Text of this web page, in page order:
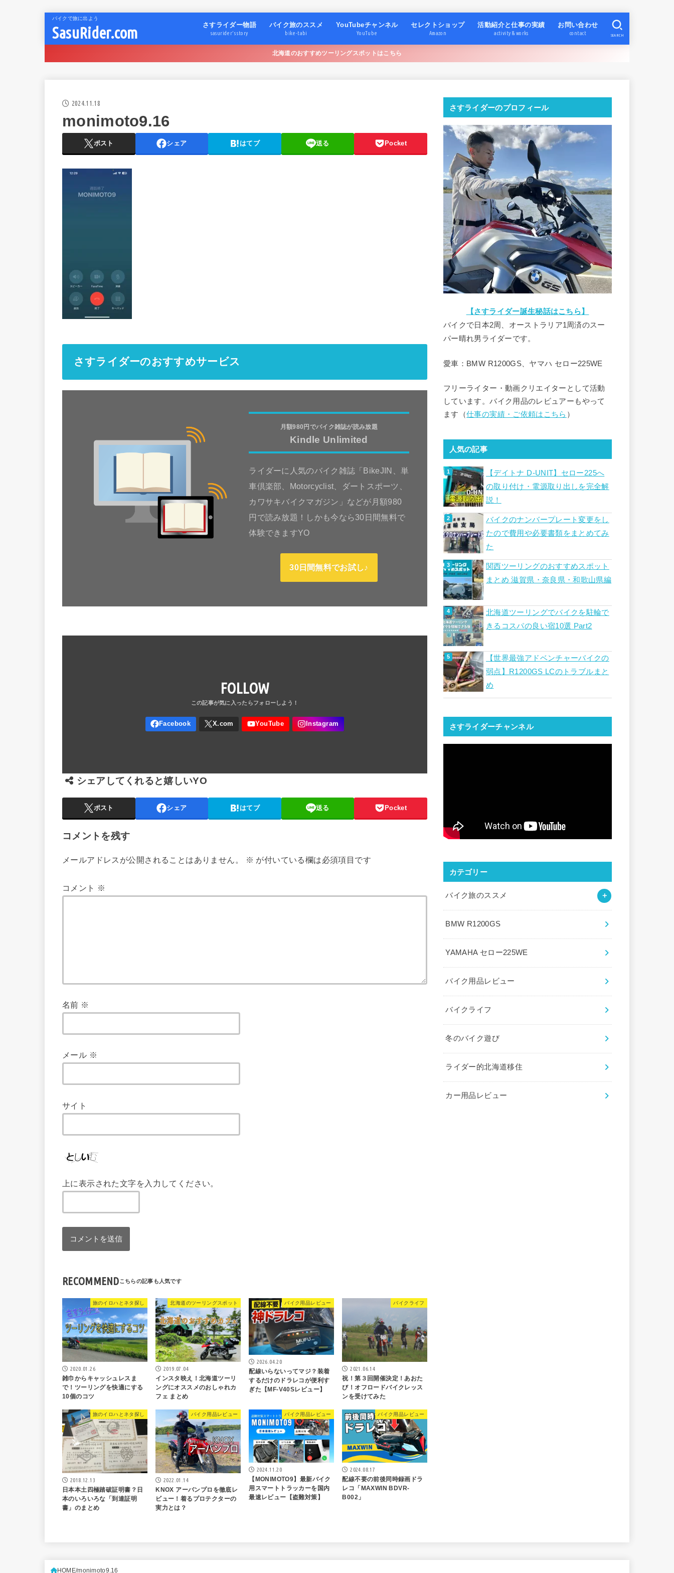
バイクで旅に出よう
SasuRider.com さすライダー物語
sasurider’s story
バイク旅のススメ
bike-tabi
YouTubeチャンネル
YouTube
セレクトショップ
Amazon
活動紹介と仕事の実績
activity & works
お問い合わせ
contact SEARCH
北海道のおすすめツーリングスポットはこちら
2024.11.18
monimoto9.16
ポスト シェア はてブ 送る Pocket
さすライダーのおすすめサービス
月額980円でバイク雑誌が読み放題
Kindle Unlimited
ライダーに人気のバイク雑誌「BikeJIN、単
車倶楽部、Motorcyclist、ダートスポーツ、
カワサキバイクマガジン」などが月額980
円で読み放題！しかも今なら30日間無料で
体験できますYO
30日間無料でお試し♪
FOLLOW
シェアしてくれると嬉しいYO
ポスト シェア はてブ 送る Pocket
コメントを残す
メールアドレスが公開されることはありません。 ※ が付いている欄は必須項目です
コメント ※
名前 ※
メール ※
サイト
上に表示された文字を入力してください。
RECOMMEND
旅のイロハとネタ探し
2020.01.26
雑巾からキャッシュレスま
で！ツーリングを快適にする
10個のコツ
北海道のツーリングスポット
2019.07.04
インスタ映え！北海道ツーリ
ングにオススメのおしゃれカ
フェ まとめ
バイク用品レビュー
2026.04.20
配線いらないってマジ？装着
するだけのドラレコが便利す
ぎた【MF-V40Sレビュー】
バイクライフ
2021.06.14
祝！第３回開催決定！あおた
び！オフロードバイクレッス
ンを受けてみた
旅のイロハとネタ探し
2018.12.13
日本本土四極踏破証明書？日
本のいろいろな「到達証明
書」のまとめ
バイク用品レビュー
2022.01.14
KNOX アーバンプロを徹底レ
ビュー！着るプロテクターの
実力とは？
バイク用品レビュー
2024.11.20
【MONIMOTO9】最新バイク
用スマートトラッカーを国内
最速レビュー【盗難対策】
バイク用品レビュー
2024.08.17
配線不要の前後同時録画ドラ
レコ「MAXWIN BDVR-
B002」
さすライダーのプロフィール
【さすライダー誕生秘話はこちら】
バイクで日本2周、オーストラリア1周済のスー
パー晴れ男ライダーです。
愛車：BMW R1200GS、ヤマハ セロー225WE
フリーライター・動画クリエイターとして活動
しています。バイク用品のレビュアーもやって
ます（仕事の実績・ご依頼はこちら ）
人気の記事
【デイトナ D-UNIT】セロー225へ
の取り付け・電源取り出しを完全解
説！
バイクのナンバープレート変更をし
たので費用や必要書類をまとめてみ
た
関西ツーリングのおすすめスポット
まとめ 滋賀県・奈良県・和歌山県編
北海道ツーリングでバイクを駐輪で
きるコスパの良い宿10選 Part2
【世界最強アドベンチャーバイクの
弱点】R1200GS LCのトラブルまと
め
さすライダーチャンネル
カテゴリー
バイク旅のススメ
BMW R1200GS
YAMAHA セロー225WE
バイク用品レビュー
バイクライフ
冬のバイク遊び
ライダー的北海道移住
カー用品レビュー
HOME monimoto9.16